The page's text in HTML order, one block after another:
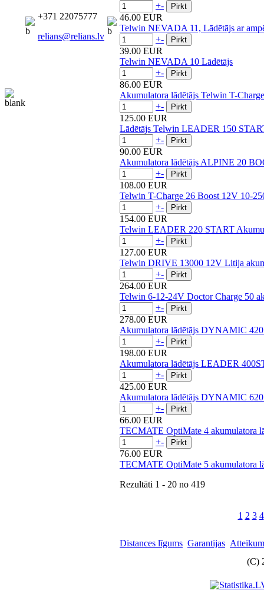
+371 22075777
relians@relians.lv
+-
46.00 EUR
Telwin NEVADA 11, Lādētājs ar
+-
39.00 EUR
Telwin NEVADA 10 Lādētājs
+-
86.00 EUR
Akumulatora lādētājs Telwin T-
+-
125.00 EUR
Lādētājs Telwin LEADER 150
+-
90.00 EUR
Akumulatora lādētājs ALPINE 20
+-
108.00 EUR
Telwin T-Charge 26 Boost 12V 10-
+-
154.00 EUR
Telwin LEADER 220 START
+-
127.00 EUR
Telwin DRIVE 13000 12V Litija
+-
264.00 EUR
Telwin 6-12-24V Doctor Charge 50
+-
278.00 EUR
Akumulatora lādētājs DYNAMIC
+-
198.00 EUR
Akumulatora lādētājs LEADER
+-
425.00 EUR
Akumulatora lādētājs DYNAMIC
+-
66.00 EUR
TECMATE OptiMate 4 akumulatora
+-
76.00 EUR
TECMATE OptiMate 5 akumulatora
Rezultāti 1 - 20 no 419
1 2 3 4
Distances līgums Garantijas
(C)